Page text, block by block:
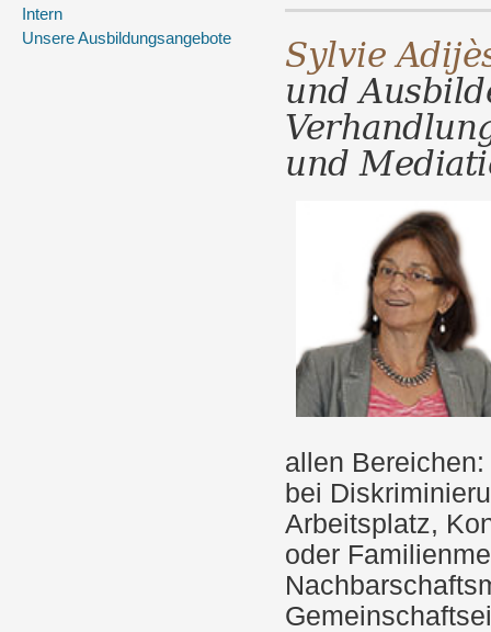
Intern
Unsere Ausbildungsangebote
Sylvie
und
und
allen
bei
Arbeitsplatz,
oder